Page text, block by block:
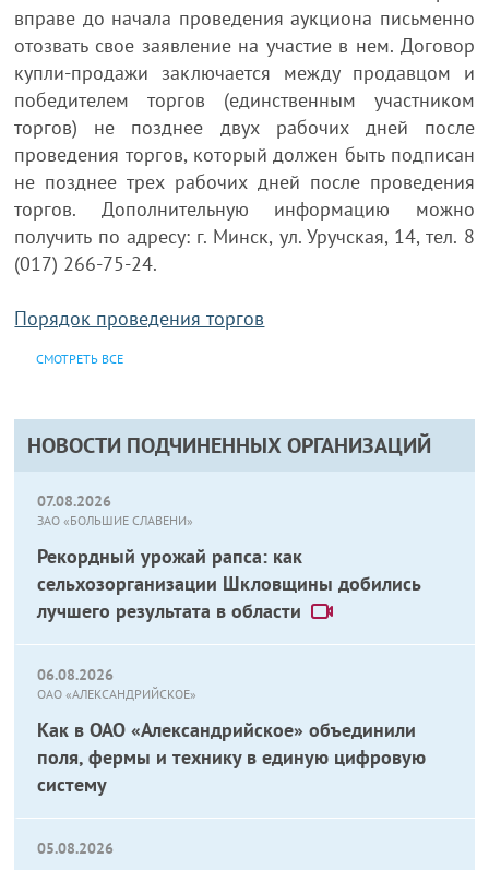
НОВОСТИ ПОДЧИНЕННЫХ ОРГАНИЗАЦИЙ
07.08.2026
ЗАО «БОЛЬШИЕ СЛАВЕНИ»
Рекордный урожай рапса: как
сельхозорганизации Шкловщины добились
лучшего результата в области
06.08.2026
ОАО «АЛЕКСАНДРИЙСКОЕ»
Как в ОАО «Александрийское» объединили
поля, фермы и технику в единую цифровую
систему
05.08.2026
вправе до начала проведения аукциона письменно
отозвать свое заявление на участие в нем. Договор
купли-продажи заключается между продавцом и
победителем торгов (единственным участником
торгов) не позднее двух рабочих дней после
проведения торгов, который должен быть подписан
не позднее трех рабочих дней после проведения
торгов. Дополнительную информацию можно
получить по адресу: г. Минск, ул. Уручская, 14, тел. 8
(017) 266-75-24.
Порядок проведения торгов
СМОТРЕТЬ ВСЕ